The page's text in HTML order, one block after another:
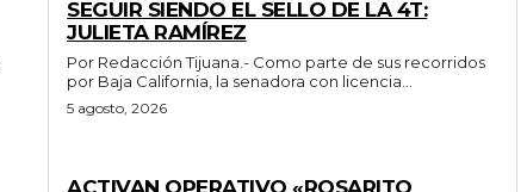
SEGUIR SIENDO EL SELLO DE LA 4T:
JULIETA RAMÍREZ
Por Redacción Tijuana.- Como parte de sus recorridos
por Baja California, la senadora con licencia...
5 agosto, 2026
ACTIVAN OPERATIVO «ROSARITO